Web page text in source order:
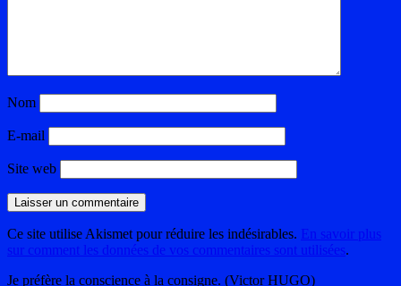
Nom
E-mail
Site web
Ce site utilise Akismet pour réduire les indésirables. En savoir plus
sur comment les données de vos commentaires sont utilisées.
Je préfère la conscience à la consigne. (Victor HUGO)